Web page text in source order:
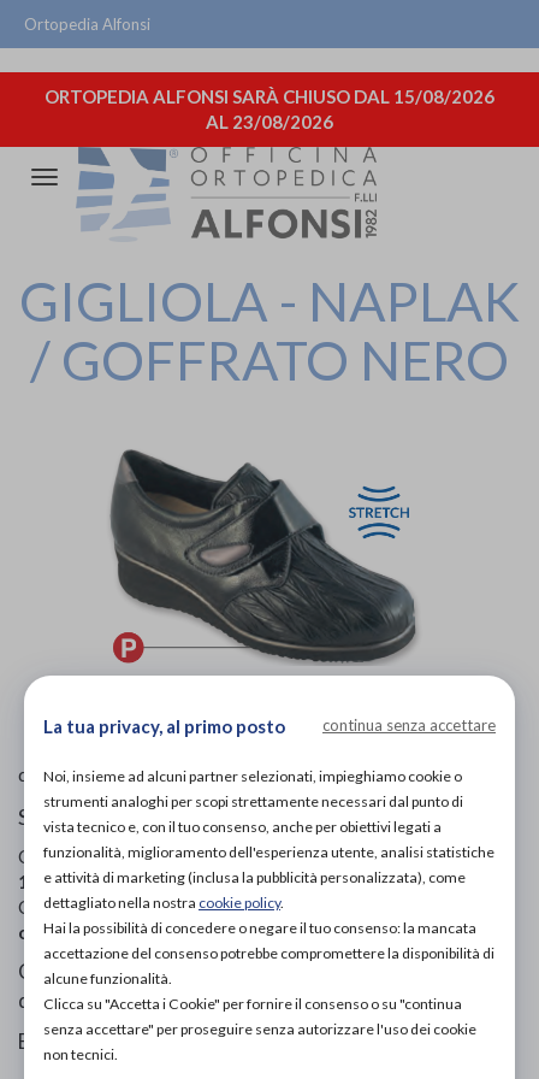
Ortopedia Alfonsi
ORTOPEDIA ALFONSI SARÀ CHIUSO DAL 15/08/2026
AL 23/08/2026
Attiva/disattiva
navigazione
GIGLIOLA - NAPLAK
/ GOFFRATO NERO
di Ecosanit
Scarpe ortopediche donna
Codice OTGP:ECOGI12932| Riferimento produttore:
113E172 277 12| Codice Nomenclatore tariffario: 06.33.03
Categoria:Calzature ortopediche e plantari
ortopediche»Per donna
Collezione Tecnica - Calzature automodellanti per
deformità articolarI.
Elasticizzato goffrato.
La tua privacy, al primo posto continua senza accettare
Noi, insieme ad alcuni partner selezionati, impieghiamo cookie o
strumenti analoghi per scopi strettamente necessari dal punto di
vista tecnico e, con il tuo consenso, anche per obiettivi legati a
funzionalità, miglioramento dell'esperienza utente, analisi statistiche
e attività di marketing (inclusa la pubblicità personalizzata), come
dettagliato nella nostra cookie policy.
Hai la possibilità di concedere o negare il tuo consenso: la mancata
accettazione del consenso potrebbe compromettere la disponibilità di
alcune funzionalità.
Clicca su "Accetta i Cookie" per fornire il consenso o su "continua
senza accettare" per proseguire senza autorizzare l'uso dei cookie
non tecnici.